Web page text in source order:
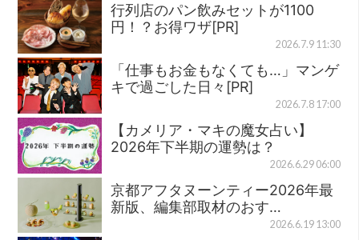
行列店のパン飲みセットが1100
円！？お得ワザ[PR]
2026.7.9 11:30
「仕事もお金もなくても…」マンゲ
キで過ごした日々[PR]
2026.7.8 17:00
【カメリア・マキの魔女占い】
2026年下半期の運勢は？
2026.6.29 06:00
京都アフタヌーンティー2026年最
新版、編集部取材のおす…
2026.6.19 13:00